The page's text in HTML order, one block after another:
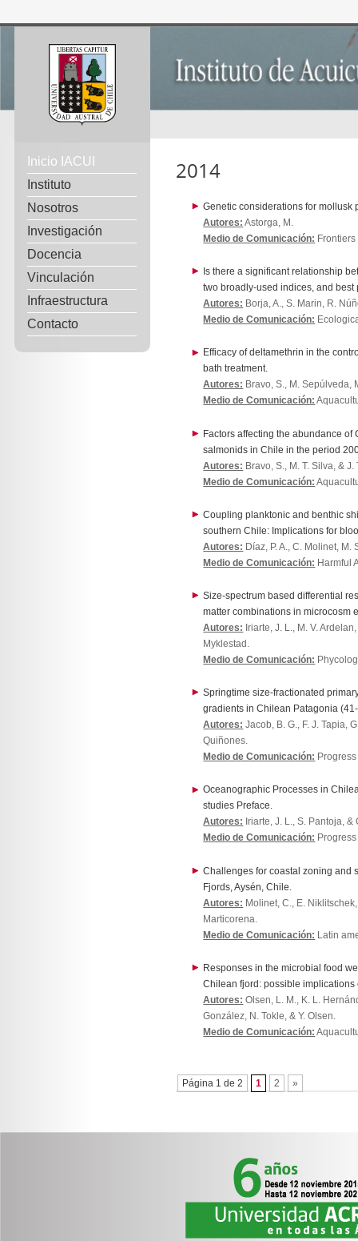
Inicio IACUI
Instituto
Nosotros
Investigación
Docencia
Vinculación
Infraestructura
Contacto
2014
Genetic considerations for mollusk
Autores: Astorga, M.
Medio de Comunicación:
Is there a significant relationship
two broadly-used indices, and
Autores: Borja, A., S. Marin, R.
Medio de Comunicación:
Efficacy of deltamethrin in the
bath treatment.
Autores: Bravo, S., M. Sepúlveda,
Medio de Comunicación:
Factors affecting the abundance
salmonids in Chile in the period
Autores: Bravo, S., M. T. Silva, & J.
Medio de Comunicación:
Coupling planktonic and benthic
southern Chile: Implications for
Autores: Díaz, P. A., C. Molinet,
Medio de Comunicación: Harmful
Size-spectrum based differential
matter combinations in microcosm
Autores: Iriarte, J. L., M. V.
Myklestad.
Medio de Comunicación:
Springtime size-fractionated
gradients in Chilean Patagonia
Autores: Jacob, B. G., F. J. Tapia,
Quiñones.
Medio de Comunicación:
Oceanographic Processes in
studies Preface.
Autores: Iriarte, J. L., S. Pantoja, &
Medio de Comunicación:
Challenges for coastal zoning and
Fjords, Aysén, Chile.
Autores: Molinet, C., E.
Marticorena.
Medio de Comunicación: Latin
Responses in the microbial food
Chilean fjord: possible
Autores: Olsen, L. M., K. L.
González, N. Tokle, & Y. Olsen.
Medio de Comunicación:
Página 1 de 2 1 2 »